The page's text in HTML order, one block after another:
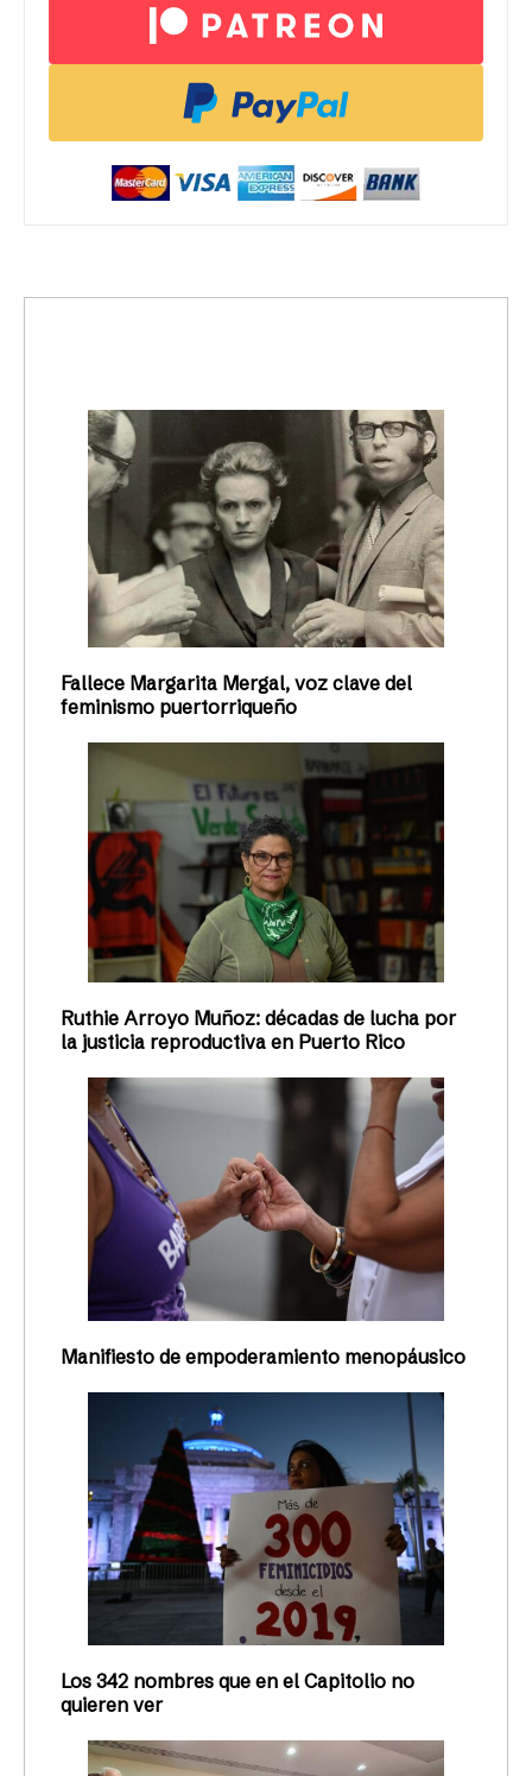
Fallece Margarita Mergal, voz clave del
feminismo puertorriqueño
Ruthie Arroyo Muñoz: décadas de lucha por
la justicia reproductiva en Puerto Rico
Manifiesto de empoderamiento menopáusico
Los 342 nombres que en el Capitolio no
quieren ver